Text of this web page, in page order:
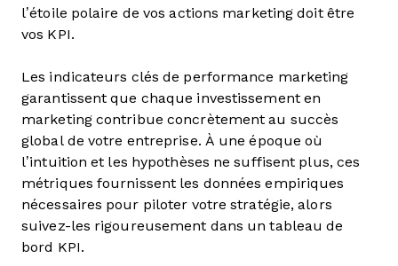
l’étoile polaire de vos actions marketing doit être
vos KPI.
Les indicateurs clés de performance marketing
garantissent que chaque investissement en
marketing contribue concrètement au succès
global de votre entreprise. À une époque où
l’intuition et les hypothèses ne suffisent plus, ces
métriques fournissent les données empiriques
nécessaires pour piloter votre stratégie, alors
suivez-les rigoureusement dans un tableau de
bord KPI.